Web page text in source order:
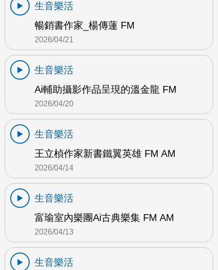
生音樂活
暢銷書作家_楊傳蓮 FM
2026/04/21
生音樂活
Ai輔助攝影作品呈現的溫金龍 FM
2026/04/20
生音樂活
王立楨作家新書鐵翼英雄 FM AM
2026/04/14
生音樂活
富瑜室內樂團Ai古典樂集 FM AM
2026/04/13
生音樂活